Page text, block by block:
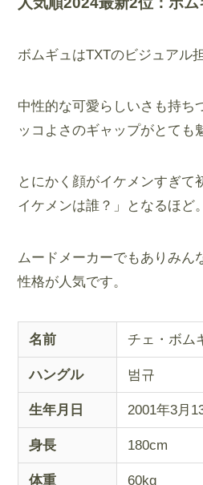
ボムギュはTXTのビジュアル
中性的な可愛らしいさも持ち
ッコよさのギャップがとても
とにかく顔がイケメンすぎて
イケメンは誰？」となるほど。
ムードメーカーでもありみん
性格が人気です。
名前 チェ・ボム
ハングル 범규
生年月日 2001年3月
身長 180cm
体重 60kg